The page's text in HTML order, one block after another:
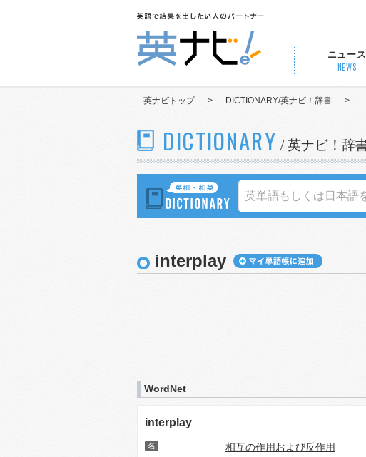
ニュース
NEWS
英ナビトップ > DICTIONARY/英ナビ！辞書 >
DICTIONARY / 英ナビ！辞
interplay
WordNet
interplay
名 相互の作用および反作用